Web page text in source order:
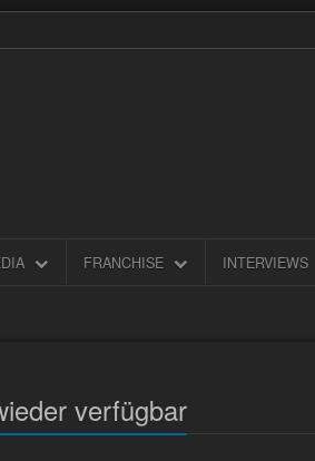
FRANCHISE INTERVIEWS
verfügbar